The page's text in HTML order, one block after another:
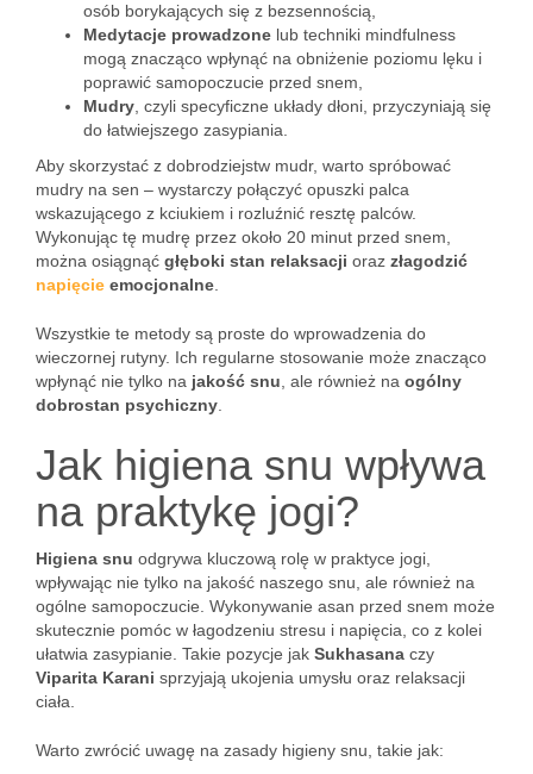
osób borykających się z bezsennością,
Medytacje prowadzone lub techniki mindfulness
mogą znacząco wpłynąć na obniżenie poziomu lęku i
poprawić samopoczucie przed snem,
Mudry , czyli specyficzne układy dłoni, przyczyniają się
do łatwiejszego zasypiania.
Aby skorzystać z dobrodziejstw mudr, warto spróbować
mudry na sen – wystarczy połączyć opuszki palca
wskazującego z kciukiem i rozluźnić resztę palców.
Wykonując tę mudrę przez około 20 minut przed snem,
można osiągnąć głęboki stan relaksacji oraz złagodzić
napięcie emocjonalne
Wszystkie te metody są proste do wprowadzenia do
wieczornej rutyny. Ich regularne stosowanie może znacząco
wpłynąć nie tylko na jakość snu , ale również na ogólny
dobrostan psychiczny
Jak higiena snu wpływa
na praktykę jogi?
Higiena snu odgrywa kluczową rolę w praktyce jogi,
wpływając nie tylko na jakość naszego snu, ale również na
ogólne samopoczucie. Wykonywanie asan przed snem może
skutecznie pomóc w łagodzeniu stresu i napięcia, co z kolei
ułatwia zasypianie. Takie pozycje jak Sukhasana czy
Viparita Karani sprzyjają ukojenia umysłu oraz relaksacji
ciała.
Warto zwrócić uwagę na zasady higieny snu, takie jak: